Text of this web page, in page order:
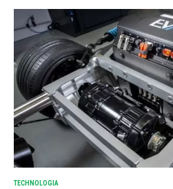
TECHNOLOGIA